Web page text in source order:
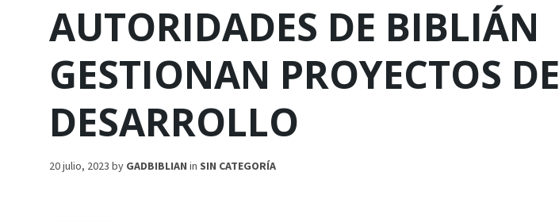
AUTORIDADES DE BIBLIÁN
GESTIONAN PROYECTOS DE
DESARROLLO
20 julio, 2023 by GADBIBLIAN in SIN CATEGORÍA